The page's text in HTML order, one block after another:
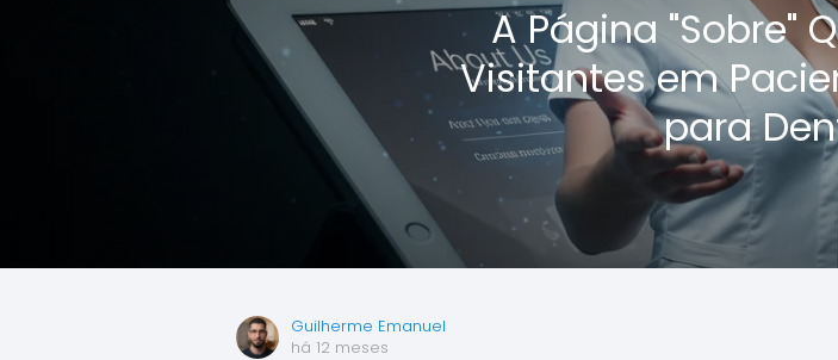
A Página "Sobre"
Visitantes em
para
Guilherme Emanuel
há 12 meses